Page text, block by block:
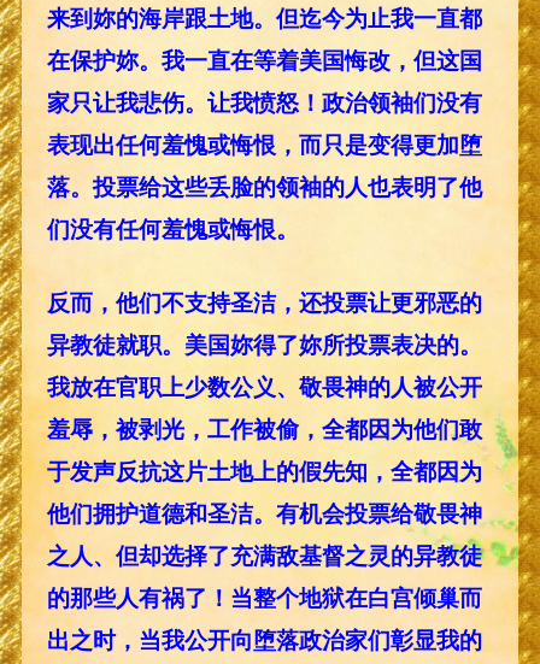
来到妳的海岸跟土地。但迄今为止我一直都
在保护妳。我一直在等着美国悔改，但这国
家只让我悲伤。让我愤怒！政治领袖们没有
表现出任何羞愧或悔恨，而只是变得更加堕
落。投票给这些丢脸的领袖的人也表明了他
们没有任何羞愧或悔恨。
反而，他们不支持圣洁，还投票让更邪恶的
异教徒就职。美国妳得了妳所投票表决的。
我放在官职上少数公义、敬畏神的人被公开
羞辱，被剥光，工作被偷，全都因为他们敢
于发声反抗这片土地上的假先知，全都因为
他们拥护道德和圣洁。有机会投票给敬畏神
之人、但却选择了充满敌基督之灵的异教徒
的那些人有祸了！当整个地狱在白宫倾巢而
出之时，当我公开向堕落政治家们彰显我的